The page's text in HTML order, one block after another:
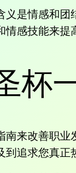
义是情感和
感技能来提
杯
南来改善职
追求您真正